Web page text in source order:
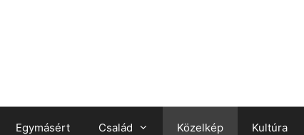
Egymásért Család Közelkép Kultúra